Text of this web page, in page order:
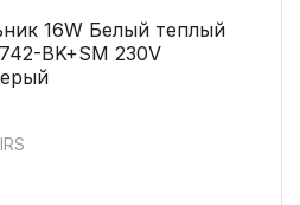
16W Белый теплый
BK+SM 230V